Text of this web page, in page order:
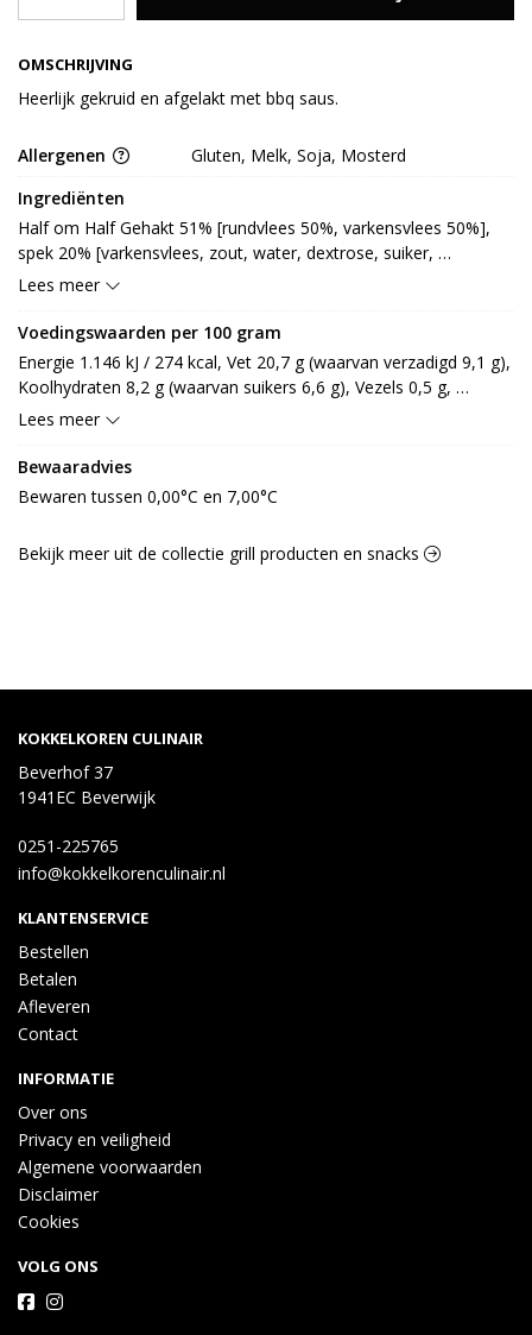
OMSCHRIJVING
Heerlijk gekruid en afgelakt met bbq saus.
Allergenen
Gluten, Melk, Soja, Mosterd
Ingrediënten
Half om Half Gehakt 51% [rundvlees 50%, varkensvlees 50%],
spek 20% [varkensvlees, zout, water, dextrose, suiker,
gistextract, aroma, rook, conserveermiddel: E250, E252, E262,
suiker, azijn, tomatenpuree, gemodificeerd aardappelzetmeel,
zout, gebrande suiker, aroma (rook), specerij [zwarte peper,
piment], knoflookpoeder, conserveermiddel: E202], cheddar 6%
[gepasteuriseerde MELK (LACTOSE), zout, cultuur, kleurstof:
E160a, microbieel stremsel], kruiden 3% [zout, specerij
chilipeper, komijn, kurkuma, foelie, kruidnagel, nootmuskaat],
TARWEzetmeel (GLUTEN), paneermeel [TARWEbloem
eiwithydrolysaat (SOJA), paprikagranulaat, gedroogde
Lees meer
Voedingswaarden per 100 gram
Energie 1.146 kJ / 274 kcal, Vet 20,7 g (waarvan verzadigd 9,1 g),
Koolhydraten 8,2 g (waarvan suikers 6,6 g), Vezels 0,5 g,
Eiwitten 13,7 g, Zout 1,9 g.
Lees meer
Bewaaradvies
Bewaren tussen 0,00°C en 7,00°C
Bekijk meer uit de collectie grill producten en snacks
KOKKELKOREN CULINAIR
Beverhof 37
1941EC Beverwijk
0251-225765
info@kokkelkorenculinair.nl
KLANTENSERVICE
Bestellen
Betalen
Afleveren
Contact
INFORMATIE
Over ons
Privacy en veiligheid
Algemene voorwaarden
Disclaimer
Cookies
VOLG ONS